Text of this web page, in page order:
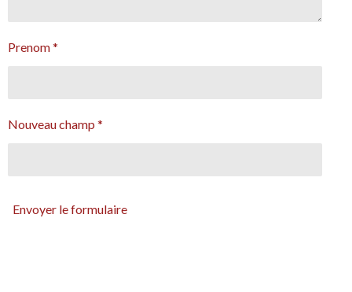
Prenom *
Nouveau champ *
Envoyer le formulaire